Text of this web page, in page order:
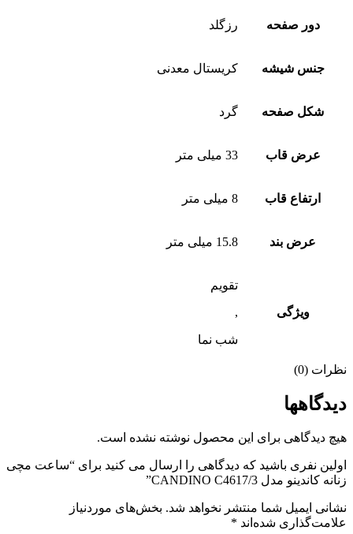
دور صفحه رزگلد
جنس شیشه کریستال معدنی
شکل صفحه گرد
عرض قاب 33 میلی متر
ارتفاع قاب 8 میلی متر
عرض بند 15.8 میلی متر
ویژگی
تقویم
,
شب‌ نما
نظرات (0)
دیدگاهها
هیچ دیدگاهی برای این محصول نوشته نشده است.
اولین نفری باشید که دیدگاهی را ارسال می کنید برای “ساعت مچی
زنانه کاندینو مدل CANDINO C4617/3”
نشانی ایمیل شما منتشر نخواهد شد. بخش‌های موردنیاز
علامت‌گذاری شده‌اند *